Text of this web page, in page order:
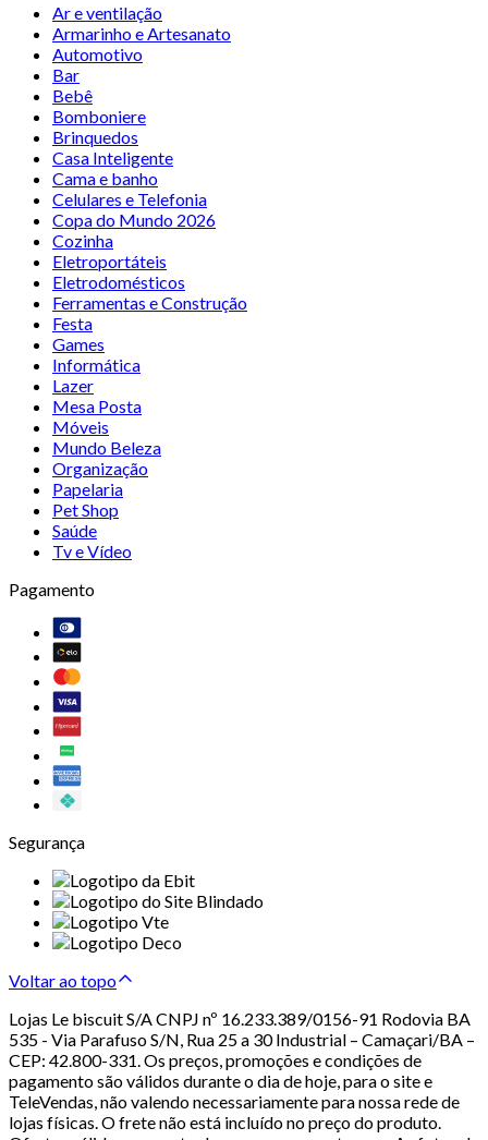
Ar e ventilação
Armarinho e Artesanato
Automotivo
Bar
Bebê
Bomboniere
Brinquedos
Casa Inteligente
Cama e banho
Celulares e Telefonia
Copa do Mundo 2026
Cozinha
Eletroportáteis
Eletrodomésticos
Ferramentas e Construção
Festa
Games
Informática
Lazer
Mesa Posta
Móveis
Mundo Beleza
Organização
Papelaria
Pet Shop
Saúde
Tv e Vídeo
Pagamento
Segurança
Voltar ao topo
Lojas Le biscuit S/A CNPJ nº 16.233.389/0156-91 Rodovia BA
535 - Via Parafuso S/N, Rua 25 a 30 Industrial – Camaçari/BA –
CEP: 42.800-331. Os preços, promoções e condições de
pagamento são válidos durante o dia de hoje, para o site e
TeleVendas, não valendo necessariamente para nossa rede de
lojas físicas. O frete não está incluído no preço do produto.